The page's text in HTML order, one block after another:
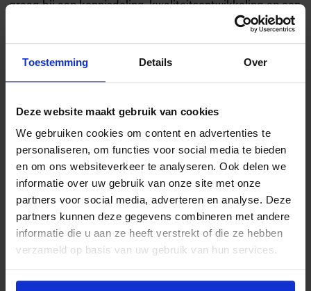
Toestemming Details Over
Deze website maakt gebruik van cookies
We gebruiken cookies om content en advertenties te
personaliseren, om functies voor social media te bieden
en om ons websiteverkeer te analyseren. Ook delen we
informatie over uw gebruik van onze site met onze
partners voor social media, adverteren en analyse. Deze
partners kunnen deze gegevens combineren met andere
informatie die u aan ze heeft verstrekt of die ze hebben
verzameld op basis van uw gebruik van hun services.
graag bij aan kennisdeling, kwaliteitsontwikkeling en een
duurzame, toekomstbestendige leermiddelenmarkt.”
Als brancheorganisatie van educatieve, vakinhoudelijke
de samenwerking met Snappet.
Isabelle Lekahena